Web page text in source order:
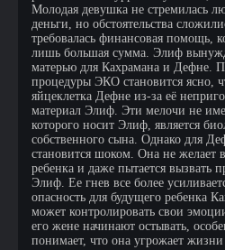
Молодая девушка не стремилась
деньги, но обстоятельства
требовалась финансовая помощь,
лишь большая сумма. Элиф
матерью для Кахрамана и Дефне.
процедуры ЭКО становится ясно,
яйцеклетка Дефне из-за её
материал Элиф. Эти мелочи не
которого носит Элиф, является
собственного сына. Однако для
становится шоком. Она не желает
ребенка и даже пытается вызвать
Элиф. Ее гнев все более
опасность для будущего ребенка
может контролировать свои
его жене начинают остывать,
понимает, что она угрожает жизни